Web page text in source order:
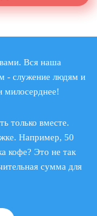
Вся наша
- служение людям и
милосерднее!
только вместе.
Например, 50
кофе? Это не так
сумма для